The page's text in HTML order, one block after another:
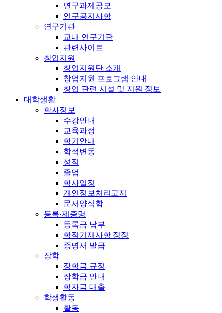
연구과제공모
연구공지사항
연구기관
교내 연구기관
관련사이트
창업지원
창업지원단 소개
창업지원 프로그램 안내
창업 관련 시설 및 지원 정보
대학생활
학사정보
수강안내
교육과정
학기안내
학적변동
성적
졸업
학사일정
개인정보처리고지
문서양식함
등록·제증명
등록금 납부
학적기재사항 정정
증명서 발급
장학
장학금 규정
장학금 안내
학자금 대출
학생활동
활동